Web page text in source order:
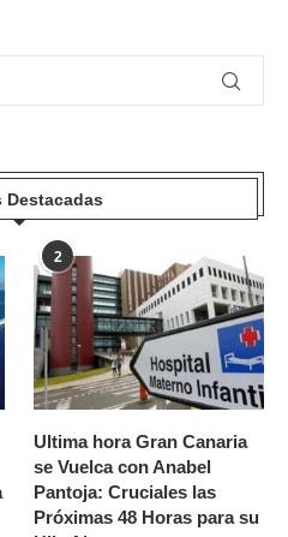
Destacadas
2
Ultima hora Gran Canaria
se Vuelca con Anabel
Pantoja: Cruciales las
Próximas 48 Horas para su